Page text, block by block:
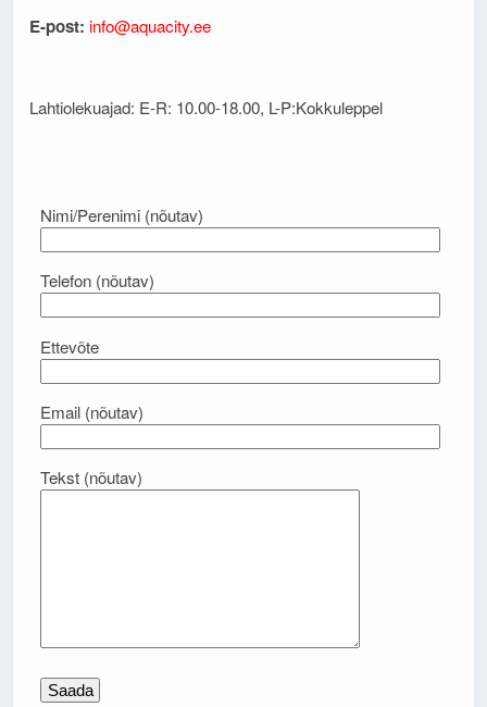
E-post: info@aquacity.ee
Lahtiolekuajad: E-R: 10.00-18.00, L-P:Kokkuleppel
Nimi/Perenimi (nõutav)
Telefon (nõutav)
Ettevõte
Email (nõutav)
Tekst (nõutav)